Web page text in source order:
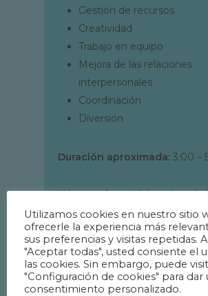
Gestión de recursos
Creatividad
Trabajo en equipo
Mejora de las relaciones
interpersonales
Coordinación
Diversión
Duración aproximada:3:00 –
Número de participantes:de
Requerimientos de espacio:
laguna o piscina grande
Utilizamos cookies en nuestro sitio
ofrecerle la experiencia más
sus preferencias y visitas repetidas.
"Aceptar todas", usted consiente el
las cookies. Sin embargo, puede
"Configuración de cookies" para dar
consentimiento personalizado.